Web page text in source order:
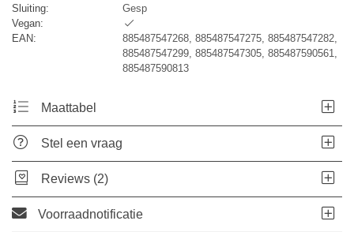
Sluiting:
Gesp
Vegan:
EAN:
885487547268, 885487547275, 885487547282,
885487547299, 885487547305, 885487590561,
885487590813
Maattabel
Stel een vraag
Reviews (2)
Voorraadnotificatie